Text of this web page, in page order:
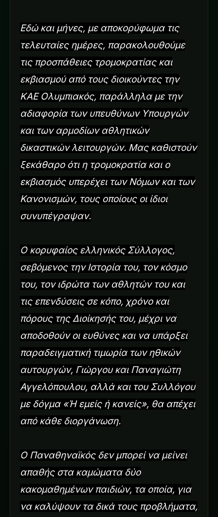
Εδώ και μήνες, με αποκορύφωμα τις
τελευταίες ημέρες, παρακολουθούμε
τις προσπάθειες τρομοκρατίας και
εκβιασμού από τους διοικούντες την
ΚΑΕ Ολυμπιακός, παράλληλα με την
αδιαφορία των υπευθύνων Υπουργών
και των αρμοδίων αθλητικών
δικαστικών λειτουργών. Μας καθιστούν
ξεκάθαρο ότι η τρομοκρατία και ο
εκβιασμός υπερέχει των Νόμων και των
Κανονισμών, τους οποίους οι ίδιοι
συνυπέγραψαν.
Ο κορυφαίος ελληνικός Σύλλογος,
σεβόμενος την Ιστορία του, τον κόσμο
του, τον ιδρώτα των αθλητών του και
τις επενδύσεις σε κόπο, χρόνο και
πόρους της Διοίκησής του, μέχρι να
αποδοθούν οι ευθύνες και να υπάρξει
παραδειγματική τιμωρία των ηθικών
αυτουργών, Γιώργου και Παναγιώτη
Αγγελόπουλου, αλλά και του Συλλόγου
με δόγμα «Ή εμείς ή κανείς», θα απέχει
από κάθε διοργάνωση.
Ο Παναθηναϊκός δεν μπορεί να μείνει
απαθής στα καμώματα δύο
κακομαθημένων παιδιών, τα οποία, για
να καλύψουν τα δικά τους προβλήματα,